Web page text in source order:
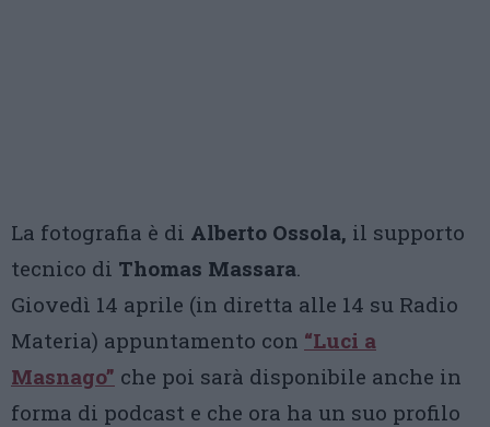
La fotografia è di Alberto Ossola, il supporto
tecnico di Thomas Massara.
Giovedì 14 aprile (in diretta alle 14 su Radio
Materia) appuntamento con “Luci a
Masnago” che poi sarà disponibile anche in
forma di podcast e che ora ha un suo profilo